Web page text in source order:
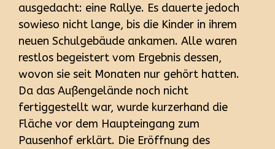
ausgedacht: eine Rallye. Es dauerte jedoch
sowieso nicht lange, bis die Kinder in ihrem
neuen Schulgebäude ankamen. Alle waren
restlos begeistert vom Ergebnis dessen,
wovon sie seit Monaten nur gehört hatten.
Da das Außengelände noch nicht
fertiggestellt war, wurde kurzerhand die
Fläche vor dem Haupteingang zum
Pausenhof erklärt. Die Eröffnung des